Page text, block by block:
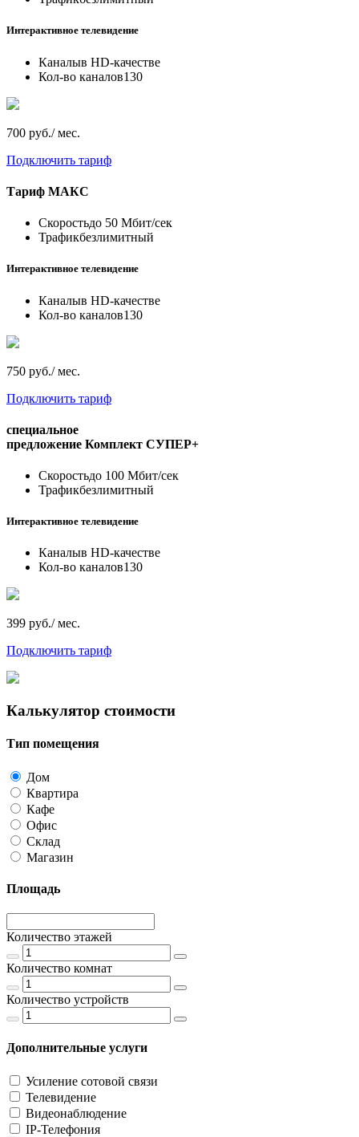
Интерактивное телевидение
Каналыв HD-качестве
Кол-во каналов130
700 руб./ мес.
Подключить тариф
Тариф МАКС
Скоростьдо 50 Мбит/сек
Трафикбезлимитный
Интерактивное телевидение
Каналыв HD-качестве
Кол-во каналов130
750 руб./ мес.
Подключить тариф
специальное
предложение Комплект СУПЕР+
Скоростьдо 100 Мбит/сек
Трафикбезлимитный
Интерактивное телевидение
Каналыв HD-качестве
Кол-во каналов130
399 руб./ мес.
Подключить тариф
Калькулятор стоимости
Тип помещения
Дом
Квартира
Кафе
Офис
Склад
Магазин
Площадь
Количество этажей
Количество комнат
Количество устройств
Дополнительные услуги
Усиление сотовой связи
Телевидение
Видеонаблюдение
IP-Телефония